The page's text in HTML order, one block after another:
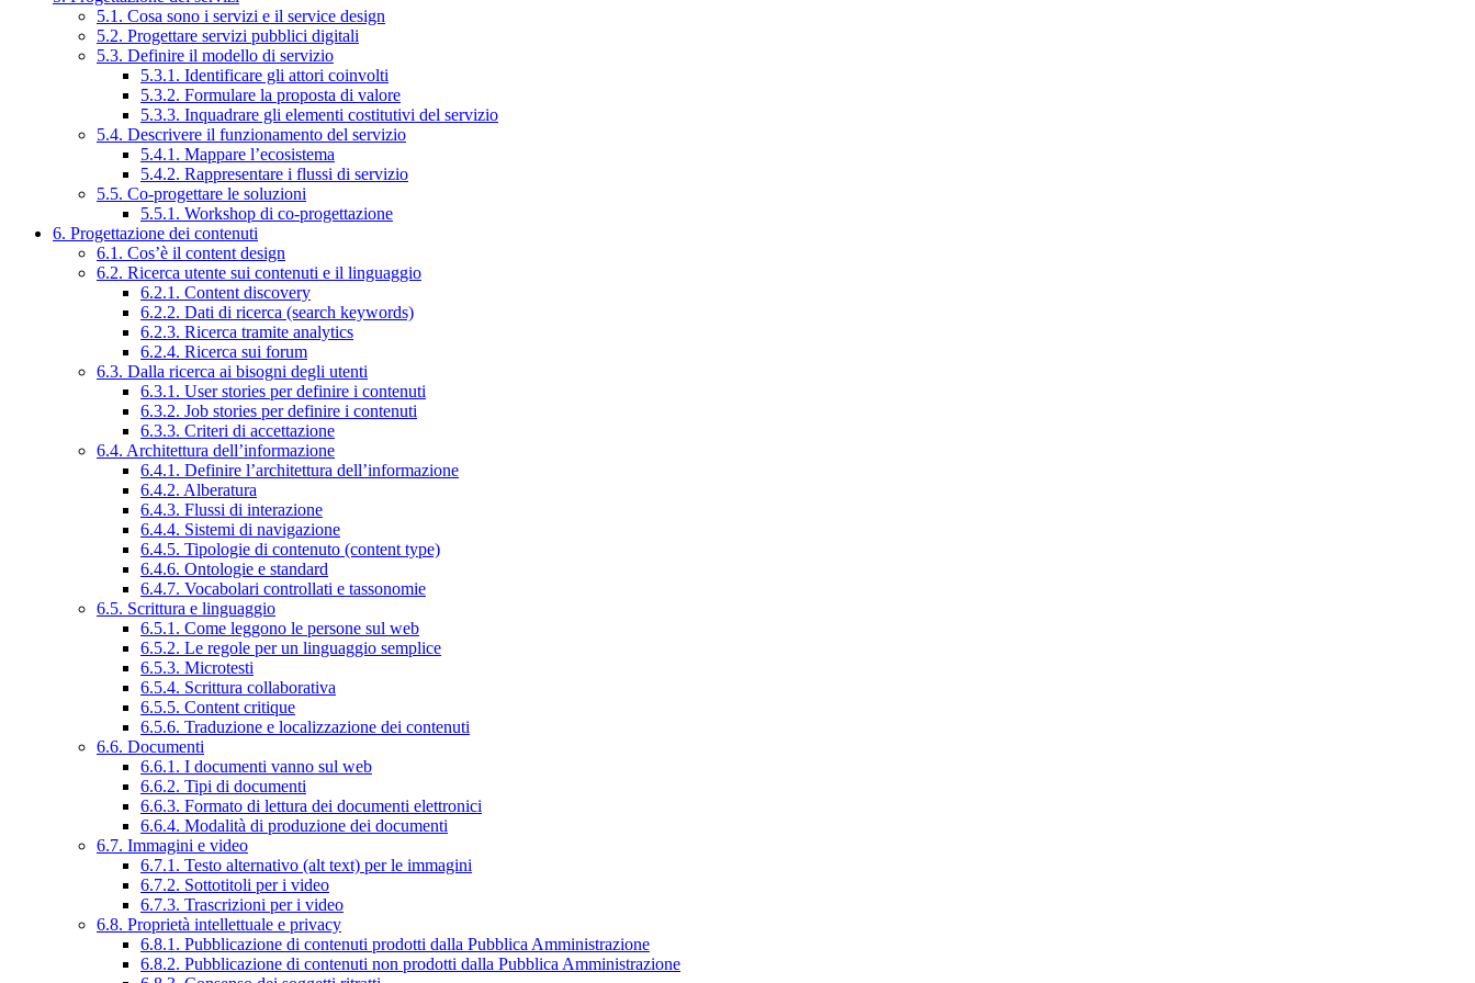
5.1. Cosa sono i servizi e il service design
5.2. Progettare servizi pubblici digitali
5.3. Definire il modello di servizio
5.3.1. Identificare gli attori coinvolti
5.3.2. Formulare la proposta di valore
5.3.3. Inquadrare gli elementi costitutivi del servizio
5.4. Descrivere il funzionamento del servizio
5.4.1. Mappare l’ecosistema
5.4.2. Rappresentare i flussi di servizio
5.5. Co-progettare le soluzioni
5.5.1. Workshop di co-progettazione
6. Progettazione dei contenuti
6.1. Cos’è il content design
6.2. Ricerca utente sui contenuti e il linguaggio
6.2.1. Content discovery
6.2.2. Dati di ricerca (search keywords)
6.2.3. Ricerca tramite analytics
6.2.4. Ricerca sui forum
6.3. Dalla ricerca ai bisogni degli utenti
6.3.1. User stories per definire i contenuti
6.3.2. Job stories per definire i contenuti
6.3.3. Criteri di accettazione
6.4. Architettura dell’informazione
6.4.1. Definire l’architettura dell’informazione
6.4.2. Alberatura
6.4.3. Flussi di interazione
6.4.4. Sistemi di navigazione
6.4.5. Tipologie di contenuto (content type)
6.4.6. Ontologie e standard
6.4.7. Vocabolari controllati e tassonomie
6.5. Scrittura e linguaggio
6.5.1. Come leggono le persone sul web
6.5.2. Le regole per un linguaggio semplice
6.5.3. Microtesti
6.5.4. Scrittura collaborativa
6.5.5. Content critique
6.5.6. Traduzione e localizzazione dei contenuti
6.6. Documenti
6.6.1. I documenti vanno sul web
6.6.2. Tipi di documenti
6.6.3. Formato di lettura dei documenti elettronici
6.6.4. Modalità di produzione dei documenti
6.7. Immagini e video
6.7.1. Testo alternativo (alt text) per le immagini
6.7.2. Sottotitoli per i video
6.7.3. Trascrizioni per i video
6.8. Proprietà intellettuale e privacy
6.8.1. Pubblicazione di contenuti prodotti dalla Pubblica Amministrazione
6.8.2. Pubblicazione di contenuti non prodotti dalla Pubblica Amministrazione